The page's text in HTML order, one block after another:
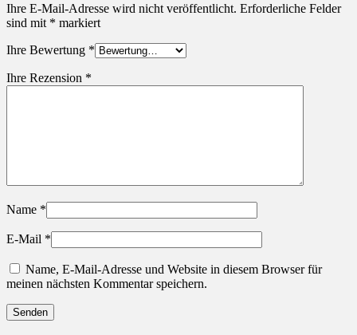
Ihre E-Mail-Adresse wird nicht veröffentlicht. Erforderliche Felder
sind mit * markiert
Ihre Bewertung *
Ihre Rezension *
Name *
E-Mail *
Name, E-Mail-Adresse und Website in diesem Browser für
meinen nächsten Kommentar speichern.